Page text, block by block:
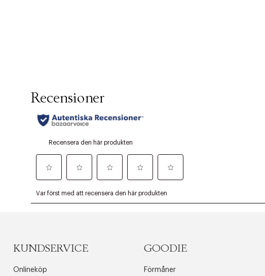
KUNDSERVICE
Onlineköp
GOODIE
Förmåner